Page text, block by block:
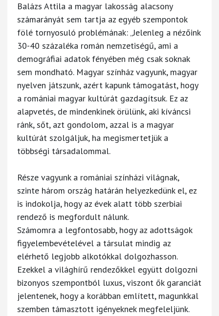
Balázs Attila a magyar lakosság alacsony
számarányát sem tartja az egyéb szempontok
fölé tornyosuló problémának: „Jelenleg a nézőink
30-40 százaléka román nemzetiségű, ami a
demográfiai adatok fényében még csak soknak
sem mondható. Magyar színház vagyunk, magyar
nyelven játszunk, azért kapunk támogatást, hogy
a romániai magyar kultúrát gazdagítsuk. Ez az
alapvetés, de mindenkinek örülünk, aki kíváncsi
ránk, sőt, azt gondolom, azzal is a magyar
kultúrát szolgáljuk, ha megismertetjük a
többségi társadalommal.
Része vagyunk a romániai színházi világnak,
szinte három ország határán helyezkedünk el, ez
is indokolja, hogy az évek alatt több szerbiai
rendező is megfordult nálunk.
Számomra a legfontosabb, hogy az adottságok
figyelembevételével a társulat mindig az
elérhető legjobb alkotókkal dolgozhasson.
Ezekkel a világhírű rendezőkkel együtt dolgozni
bizonyos szempontból luxus, viszont ők garanciát
jelentenek, hogy a korábban említett, magunkkal
szemben támasztott igényeknek megfeleljünk.